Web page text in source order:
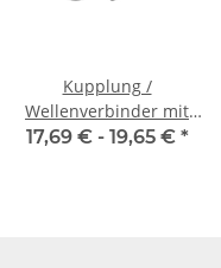
Kupplung /
Wellenverbinder mit
Klemmnaben WSV-K 18
17,69 € - 19,65 € *